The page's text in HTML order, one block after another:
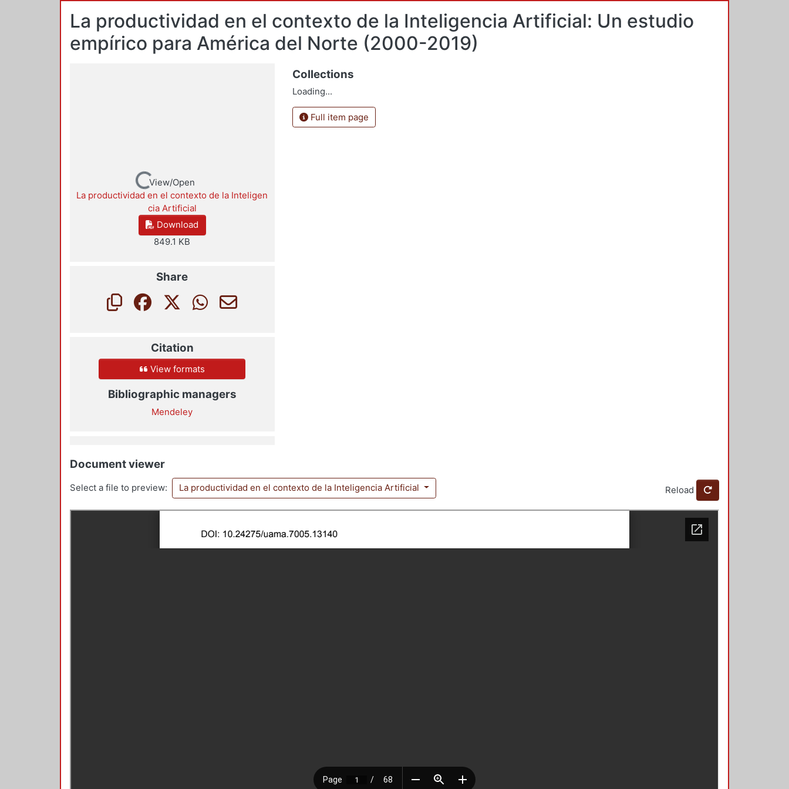
La productividad en el contexto de la Inteligencia Artificial: Un estudio
empírico para América del Norte (2000-2019)
Loading...View/Open
La productividad en el contexto de la Inteligen
cia Artificial
Download
849.1 KB
Share
Citation
View formats
Bibliographic managers
Mendeley
Collections
Loading...
Full item page
Document viewer
Select a file to preview: La productividad en el contexto de la Inteligencia Artificial Reload